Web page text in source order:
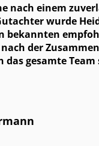
nach einem
wurde
bekannten
der
das gesamte Team